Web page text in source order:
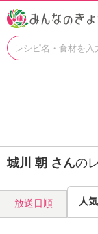
城川 朝 さんの
放送日順 人